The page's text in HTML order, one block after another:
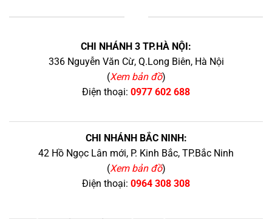
CHI NHÁNH 3 TP.HÀ NỘI:
336 Nguyễn Văn Cừ, Q.Long Biên, Hà Nội
(Xem bản đồ)
Điện thoại: 0977 602 688
CHI NHÁNH BẮC NINH:
42 Hồ Ngọc Lân mới, P. Kinh Bắc, TP.Bắc Ninh
(Xem bản đồ)
Điện thoại: 0964 308 308